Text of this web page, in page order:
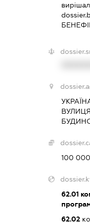
100
62.01
62.02